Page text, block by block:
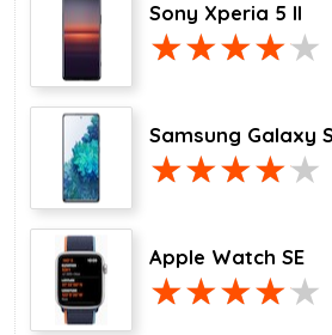
Sony Xperia 5 II
Samsung Galaxy
Apple Watch SE